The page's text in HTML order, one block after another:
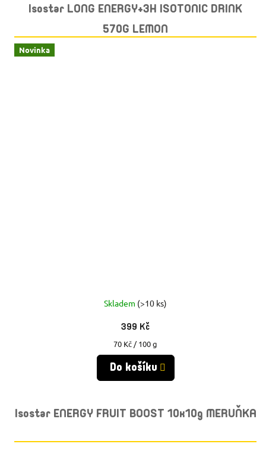
Isostar LONG ENERGY+3H ISOTONIC DRINK
570G LEMON
Novinka
Skladem (>10 ks)
399 Kč
Měrná
cena:
70 Kč / 100 g
Do košíku
Isostar ENERGY FRUIT BOOST 10x10g MERUŇKA